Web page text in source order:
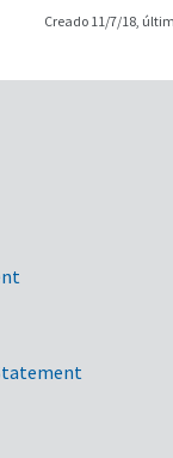
Creado 11/7/18,
Links